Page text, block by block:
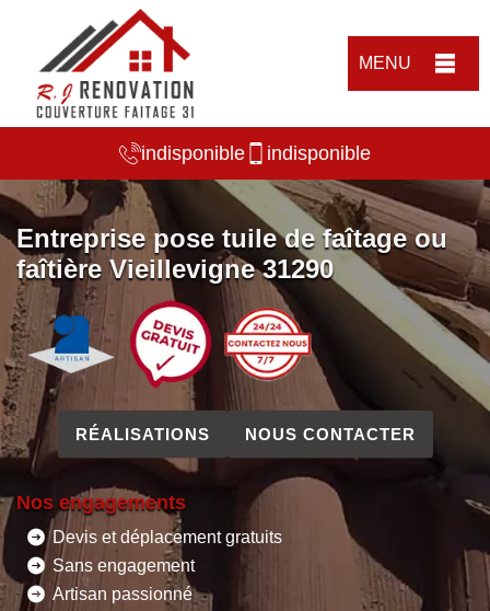
MENU
indisponible indisponible
Entreprise pose tuile de faîtage ou
faîtière Vieillevigne 31290
RÉALISATIONS NOUS CONTACTER
Nos engagements
Devis et déplacement gratuits
Sans engagement
Artisan passionné